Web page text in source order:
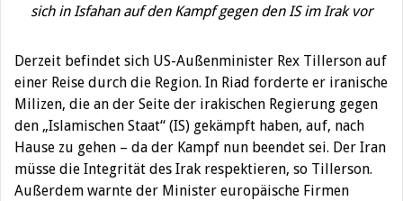
sich in Isfahan auf den Kampf gegen den IS im Irak vor
Derzeit befindet sich US-Außenminister Rex Tillerson auf
einer Reise durch die Region. In Riad forderte er iranische
Milizen, die an der Seite der irakischen Regierung gegen
den „Islamischen Staat“ (IS) gekämpft haben, auf, nach
Hause zu gehen – da der Kampf nun beendet sei. Der Iran
müsse die Integrität des Irak respektieren, so Tillerson.
Außerdem warnte der Minister europäische Firmen